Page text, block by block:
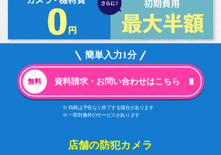
簡単入力1分
資料請求・お問い合わせはこちら
※ 特典は予告なく終了する場合があります
※ 一部対象外のサービスがあります
店舗の防犯カメラ